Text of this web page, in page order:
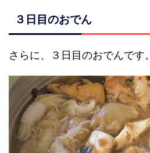
３日目のおでん
さらに、３日目のおでんです。